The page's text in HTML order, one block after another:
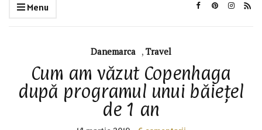
Menu
Danemarca , Travel
Cum am văzut Copenhaga
după programul unui băiețel
de 1 an